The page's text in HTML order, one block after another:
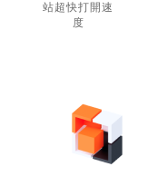
站超快打開速
度